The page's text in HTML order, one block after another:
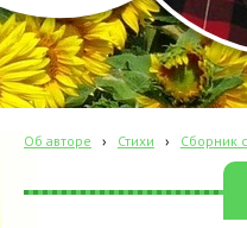
Об авторе › Стихи › Сборник